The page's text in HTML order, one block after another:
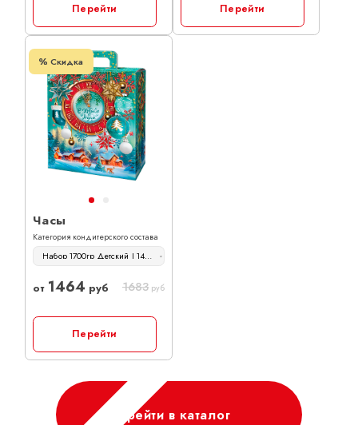
Перейти Перейти
Скидка
Часы
Категория кондитерского состава
Набор 1700гр Детский | 1464 руб
от 1464 руб 1683 руб
Перейти
Перейти в каталог